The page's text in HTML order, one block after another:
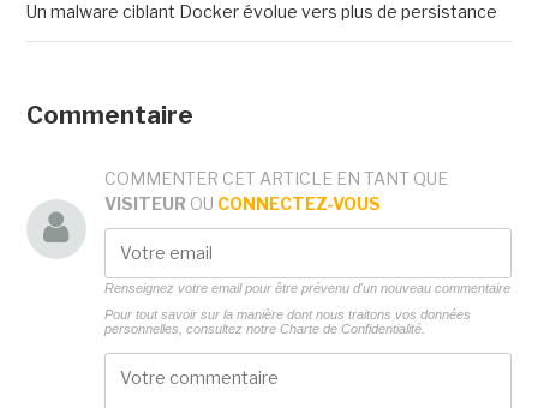
Un malware ciblant Docker évolue vers plus de persistance
Commentaire
COMMENTER CET ARTICLE EN TANT QUE
VISITEUR OU CONNECTEZ-VOUS
Renseignez votre email pour être prévenu d'un nouveau commentaire
Pour tout savoir sur la manière dont nous traitons vos données
personnelles, consultez notre Charte de Confidentialité.